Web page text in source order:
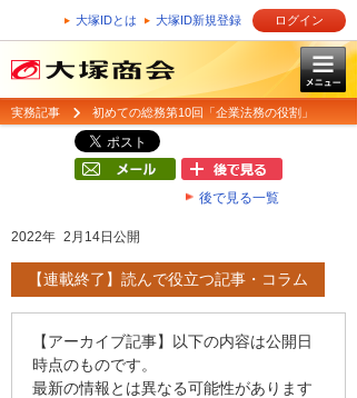
大塚IDとは 大塚ID新規登録 ログイン
実務記事 初めての総務第10回「企業法務の役割」
後で見る一覧
2022年 2月14日公開
【連載終了】読んで役立つ記事・コラム
【アーカイブ記事】以下の内容は公開日
時点のものです。
最新の情報とは異なる可能性があります